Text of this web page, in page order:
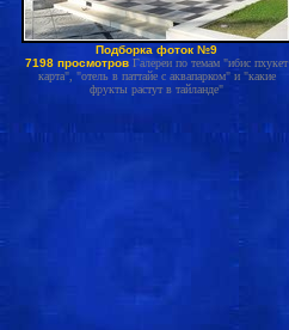
Подборка фоток №9
7198 просмотров Галереи по темам "ибис пхукет
карта", "отель в паттайе с аквапарком" и "какие
фрукты растут в тайланде"